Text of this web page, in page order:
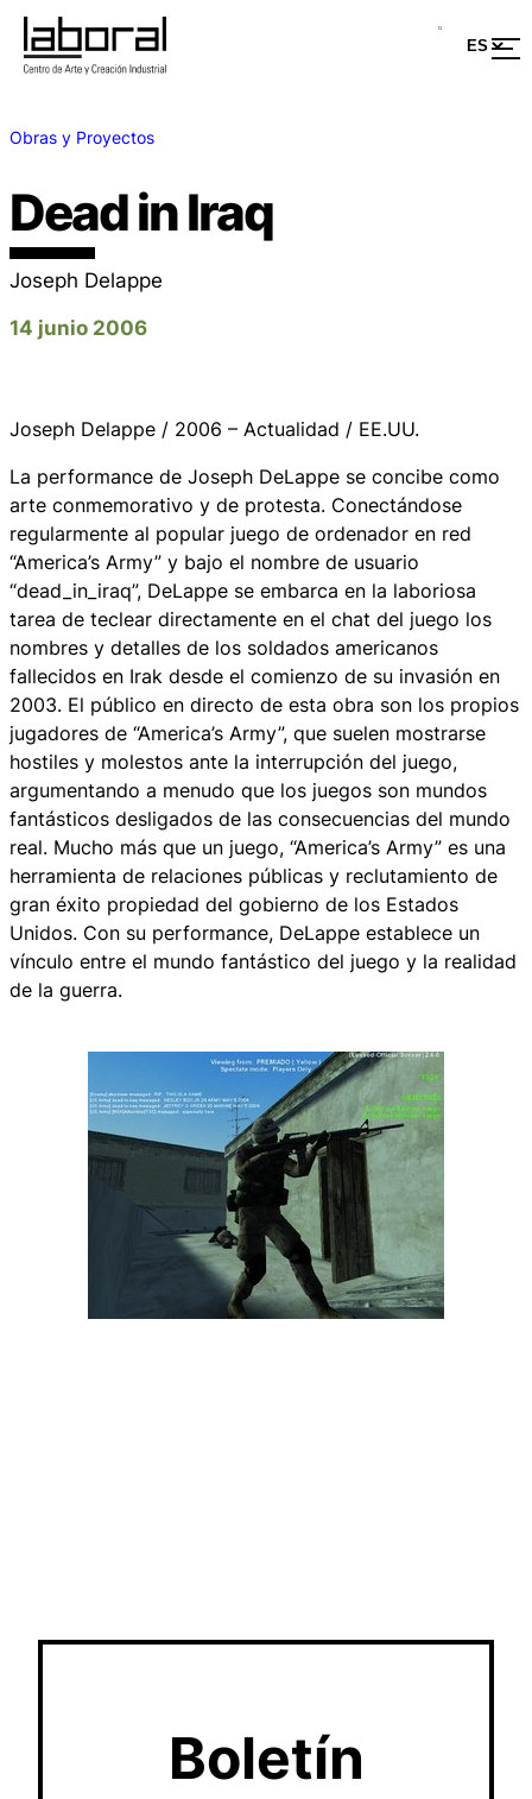
Obras y Proyectos
Dead in Iraq
Joseph Delappe
14 junio 2006
Joseph Delappe / 2006 – Actualidad / EE.UU.
La performance de Joseph DeLappe se concibe como
arte conmemorativo y de protesta. Conectándose
regularmente al popular juego de ordenador en red
“America’s Army” y bajo el nombre de usuario
“dead_in_iraq”, DeLappe se embarca en la laboriosa
tarea de teclear directamente en el chat del juego los
nombres y detalles de los soldados americanos
fallecidos en Irak desde el comienzo de su invasión en
2003. El público en directo de esta obra son los propios
jugadores de “America’s Army”, que suelen mostrarse
hostiles y molestos ante la interrupción del juego,
argumentando a menudo que los juegos son mundos
fantásticos desligados de las consecuencias del mundo
real. Mucho más que un juego, “America’s Army” es una
herramienta de relaciones públicas y reclutamiento de
gran éxito propiedad del gobierno de los Estados
Unidos. Con su performance, DeLappe establece un
vínculo entre el mundo fantástico del juego y la realidad
de la guerra.
Boletín